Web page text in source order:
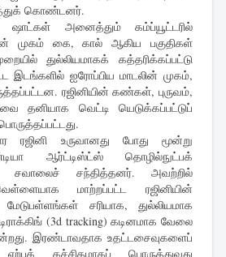
கொண்டனர்.
ஷாட்கள் அனைத்தும் கம்ப்யூட்டரில்
முகம் கை, கால் ஆகிய பகுதிகள்
துல்லியமாகக் கத்தரிக்கப்பட்டு
இடங்களில் ஐரோப்பிய மாடலின் முகம்,
ரஜினியின் கண்கள், புருவம்,
தனியாக வெட்டி யெடுக்கப்பட்டுப்
ரஜினி உருவானது போது மூன்று
ஆர்ட்டிஸ்ட்ஸ் தொழில்நுட்பக்
சவாலைச் சந்தித்தனர். அவற்றில்
மாற்றப்பட்ட ரஜினியின்
சரியாக, துல்லியமாக
(3d tracking) கடினமாக வேலை
இரண்டாவதாக உதட்டசைவுகளைப்
கச்சிதமாகப் பொருத்துவது